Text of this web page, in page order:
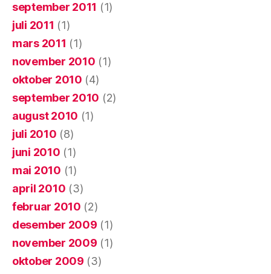
september 2011 (1)
juli 2011 (1)
mars 2011 (1)
november 2010 (1)
oktober 2010 (4)
september 2010 (2)
august 2010 (1)
juli 2010 (8)
juni 2010 (1)
mai 2010 (1)
april 2010 (3)
februar 2010 (2)
desember 2009 (1)
november 2009 (1)
oktober 2009 (3)